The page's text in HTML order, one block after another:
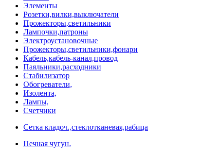
Элементы
Розетки,вилки,выключатели
Прожекторы,светильники
Лампочки,патроны
Электроустановочные
Прожекторы,светильники,фонари
Кабель,кабель-канал,провод
Паяльники,расходники
Стабилизатор
Обогреватели,
Изолента,
Лампы,
Счетчики
Сетка кладоч.,стеклотканевая,рабица
Печная чугун.